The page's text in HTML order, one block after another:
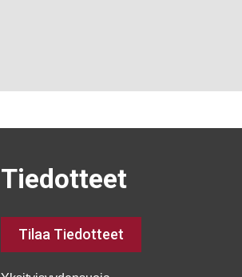
Tiedotteet
Tilaa Tiedotteet